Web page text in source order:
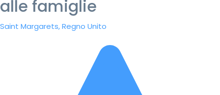
alle famiglie
Saint Margarets, Regno Unito